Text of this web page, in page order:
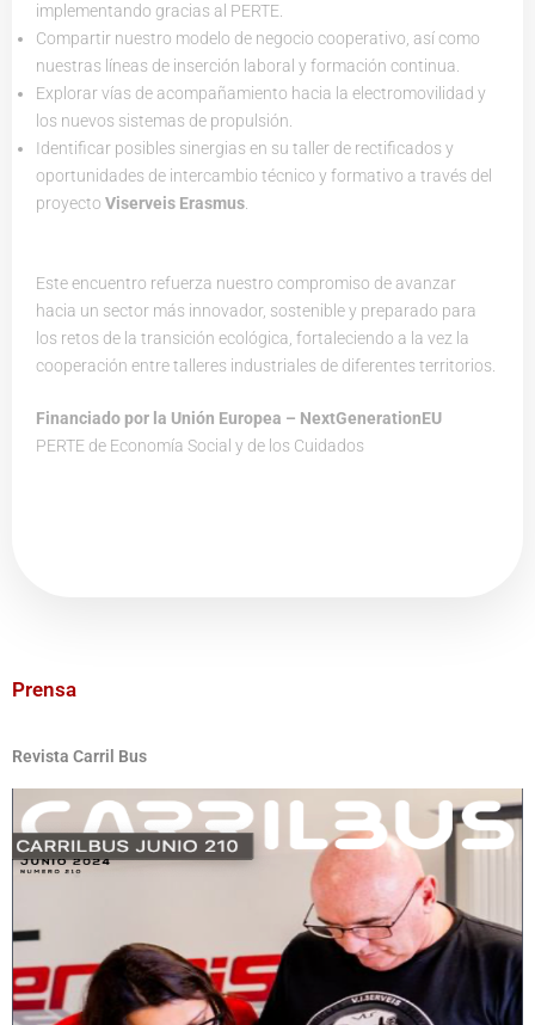
implementando gracias al PERTE.
Compartir nuestro modelo de negocio cooperativo, así como
nuestras líneas de inserción laboral y formación continua.
Explorar vías de acompañamiento hacia la electromovilidad y
los nuevos sistemas de propulsión.
Identificar posibles sinergias en su taller de rectificados y
oportunidades de intercambio técnico y formativo a través del
proyecto Viserveis Erasmus.
Este encuentro refuerza nuestro compromiso de avanzar
hacia un sector más innovador, sostenible y preparado para
los retos de la transición ecológica, fortaleciendo a la vez la
cooperación entre talleres industriales de diferentes territorios.
Financiado por la Unión Europea – NextGenerationEU
PERTE de Economía Social y de los Cuidados
Prensa
Revista Carril Bus